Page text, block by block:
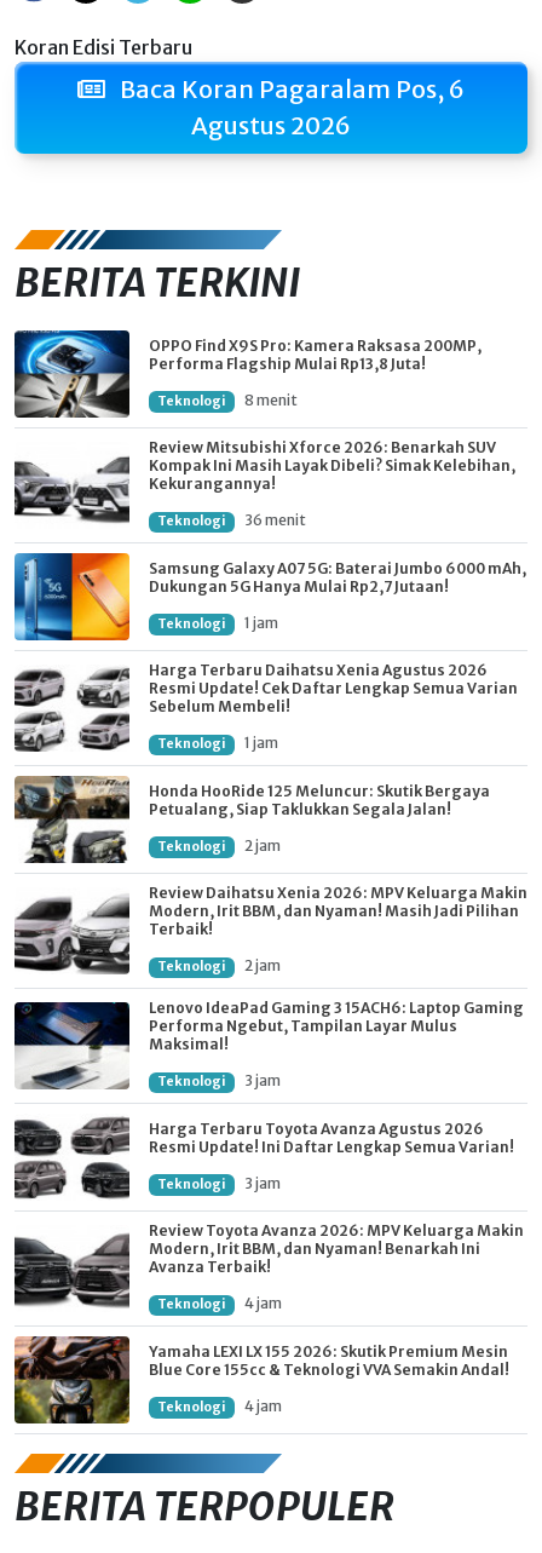
Koran Edisi Terbaru
Baca Koran Pagaralam Pos, 6
Agustus 2026
BERITA TERKINI
OPPO Find X9S Pro: Kamera Raksasa 200MP,
Performa Flagship Mulai Rp13,8 Juta!
Teknologi 8 menit
Review Mitsubishi Xforce 2026: Benarkah SUV
Kompak Ini Masih Layak Dibeli? Simak Kelebihan,
Kekurangannya!
Teknologi 36 menit
Samsung Galaxy A07 5G: Baterai Jumbo 6000 mAh,
Dukungan 5G Hanya Mulai Rp2,7 Jutaan!
Teknologi 1 jam
Harga Terbaru Daihatsu Xenia Agustus 2026
Resmi Update! Cek Daftar Lengkap Semua Varian
Sebelum Membeli!
Teknologi 1 jam
Honda HooRide 125 Meluncur: Skutik Bergaya
Petualang, Siap Taklukkan Segala Jalan!
Teknologi 2 jam
Review Daihatsu Xenia 2026: MPV Keluarga Makin
Modern, Irit BBM, dan Nyaman! Masih Jadi Pilihan
Terbaik!
Teknologi 2 jam
Lenovo IdeaPad Gaming 3 15ACH6: Laptop Gaming
Performa Ngebut, Tampilan Layar Mulus
Maksimal!
Teknologi 3 jam
Harga Terbaru Toyota Avanza Agustus 2026
Resmi Update! Ini Daftar Lengkap Semua Varian!
Teknologi 3 jam
Review Toyota Avanza 2026: MPV Keluarga Makin
Modern, Irit BBM, dan Nyaman! Benarkah Ini
Avanza Terbaik!
Teknologi 4 jam
Yamaha LEXI LX 155 2026: Skutik Premium Mesin
Blue Core 155cc & Teknologi VVA Semakin Andal!
Teknologi 4 jam
BERITA TERPOPULER